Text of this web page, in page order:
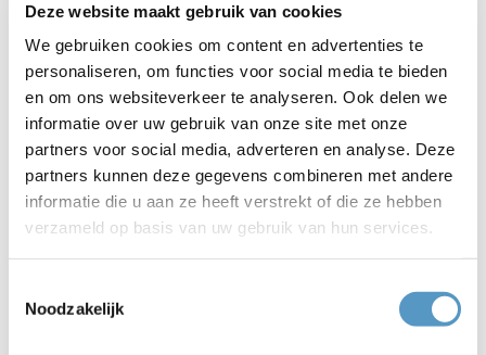
Deze website maakt gebruik van cookies
We gebruiken cookies om content en advertenties te
personaliseren, om functies voor social media te bieden
en om ons websiteverkeer te analyseren. Ook delen we
informatie over uw gebruik van onze site met onze
partners voor social media, adverteren en analyse. Deze
partners kunnen deze gegevens combineren met andere
informatie die u aan ze heeft verstrekt of die ze hebben
verzameld op basis van uw gebruik van hun services.
Noodzakelijk
Het vraagstuk over eenzaamheid zal later dit jaar een
groter, langlopend adviestraject zijn. Hierbij zal de
adviesraad met diverse organisaties, gemeenten,
professionals en ervaringsdeskundigen gaan spreken om
vervolgens tot een schriftelijk advies te komen. Hierover
later meer.
Inschakelen? Neem contact op!
Naast voorgaande twee concrete schriftelijke adviezen, zal
de adviesraad zich ook buigen over allerhande kleinere